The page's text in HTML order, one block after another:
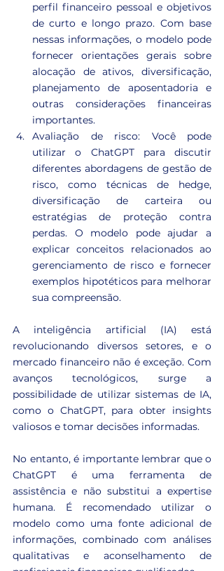
perfil financeiro pessoal e objetivos
de curto e longo prazo. Com base
nessas informações, o modelo pode
fornecer orientações gerais sobre
alocação de ativos, diversificação,
planejamento de aposentadoria e
outras considerações financeiras
importantes.
Avaliação de risco: Você pode
utilizar o ChatGPT para discutir
diferentes abordagens de gestão de
risco, como técnicas de hedge,
diversificação de carteira ou
estratégias de proteção contra
perdas. O modelo pode ajudar a
explicar conceitos relacionados ao
gerenciamento de risco e fornecer
exemplos hipotéticos para melhorar
sua compreensão.
A inteligência artificial (IA) está
revolucionando diversos setores, e o
mercado financeiro não é exceção. Com
avanços tecnológicos, surge a
possibilidade de utilizar sistemas de IA,
como o ChatGPT, para obter insights
valiosos e tomar decisões informadas.
No entanto, é importante lembrar que o
ChatGPT é uma ferramenta de
assistência e não substitui a expertise
humana. É recomendado utilizar o
modelo como uma fonte adicional de
informações, combinado com análises
qualitativas e aconselhamento de